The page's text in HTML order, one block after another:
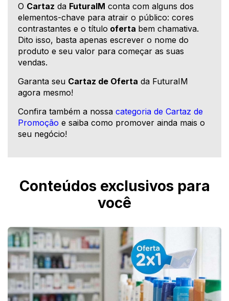
O Cartaz da FuturaIM conta com alguns dos
elementos-chave para atrair o público: cores
contrastantes e o título oferta bem chamativa.
Dito isso, basta apenas escrever o nome do
produto e seu valor para começar as suas
vendas.
Garanta seu Cartaz de Oferta da FuturaIM
agora mesmo!
Confira também a nossa categoria de Cartaz de
Promoção e saiba como promover ainda mais o
seu negócio!
Conteúdos exclusivos para
você